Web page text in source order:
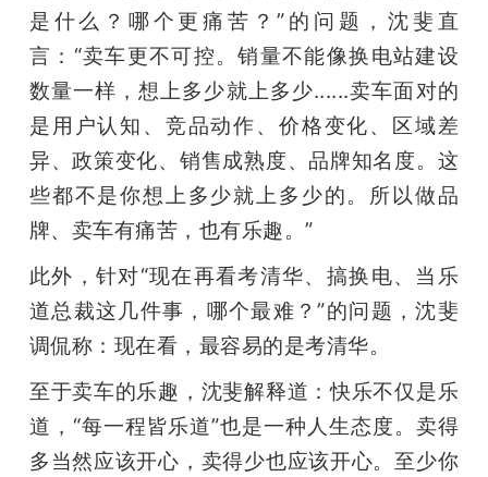
是什么？哪个更痛苦？”的问题，沈斐直
言：“卖车更不可控。销量不能像换电站建设
数量一样，想上多少就上多少......卖车面对的
是用户认知、竞品动作、价格变化、区域差
异、政策变化、销售成熟度、品牌知名度。这
些都不是你想上多少就上多少的。所以做品
牌、卖车有痛苦，也有乐趣。”
此外，针对“现在再看考清华、搞换电、当乐
道总裁这几件事，哪个最难？”的问题，沈斐
调侃称：现在看，最容易的是考清华。
至于卖车的乐趣，沈斐解释道：快乐不仅是乐
道，“每一程皆乐道”也是一种人生态度。卖得
多当然应该开心，卖得少也应该开心。至少你